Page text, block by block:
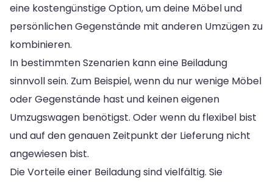
eine kostengünstige Option, um deine Möbel und
persönlichen Gegenstände mit anderen Umzügen zu
kombinieren.
In bestimmten Szenarien kann eine Beiladung
sinnvoll sein. Zum Beispiel, wenn du nur wenige Möbel
oder Gegenstände hast und keinen eigenen
Umzugswagen benötigst. Oder wenn du flexibel bist
und auf den genauen Zeitpunkt der Lieferung nicht
angewiesen bist.
Die Vorteile einer Beiladung sind vielfältig. Sie